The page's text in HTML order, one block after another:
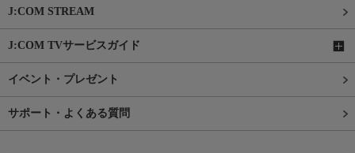
J:COM STREAM
J:COM TVサービスガイド
イベント・プレゼント
サポート・よくある質問